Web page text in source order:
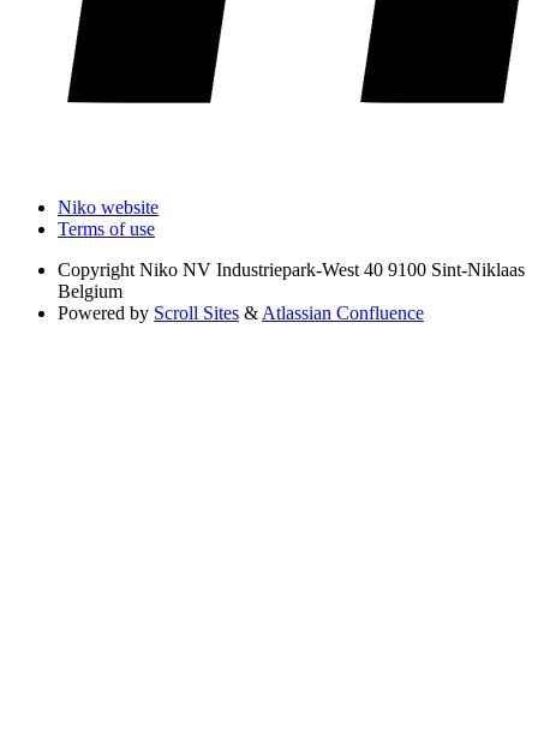
Niko website
Terms of use
Copyright Niko NV Industriepark-West 40 9100 Sint-Niklaas
Belgium
Powered by Scroll Sites & Atlassian Confluence